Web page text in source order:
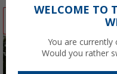
WELCOME TO
You are currently
Would you rather